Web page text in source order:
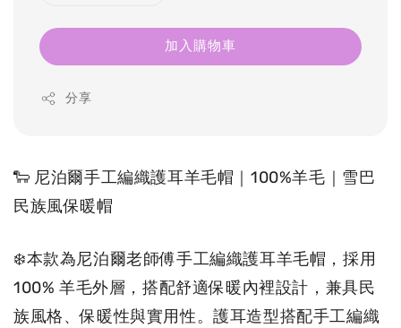
加入購物車
分享
🐑 尼泊爾手工編織護耳羊毛帽｜100%羊毛｜雪巴
民族風保暖帽
❄️本款為尼泊爾老師傅手工編織護耳羊毛帽，採用
100% 羊毛外層，搭配舒適保暖內裡設計，兼具民
族風格、保暖性與實用性。護耳造型搭配手工編織